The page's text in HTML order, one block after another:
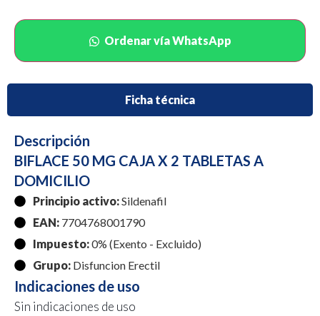
Ordenar vía WhatsApp
Ficha técnica
Descripción
BIFLACE 50 MG CAJA X 2 TABLETAS A
DOMICILIO
Principio activo:Sildenafil
EAN: 7704768001790
Impuesto:0% (Exento - Excluido)
Grupo: Disfuncion Erectil
Indicaciones de uso
Sin indicaciones de uso